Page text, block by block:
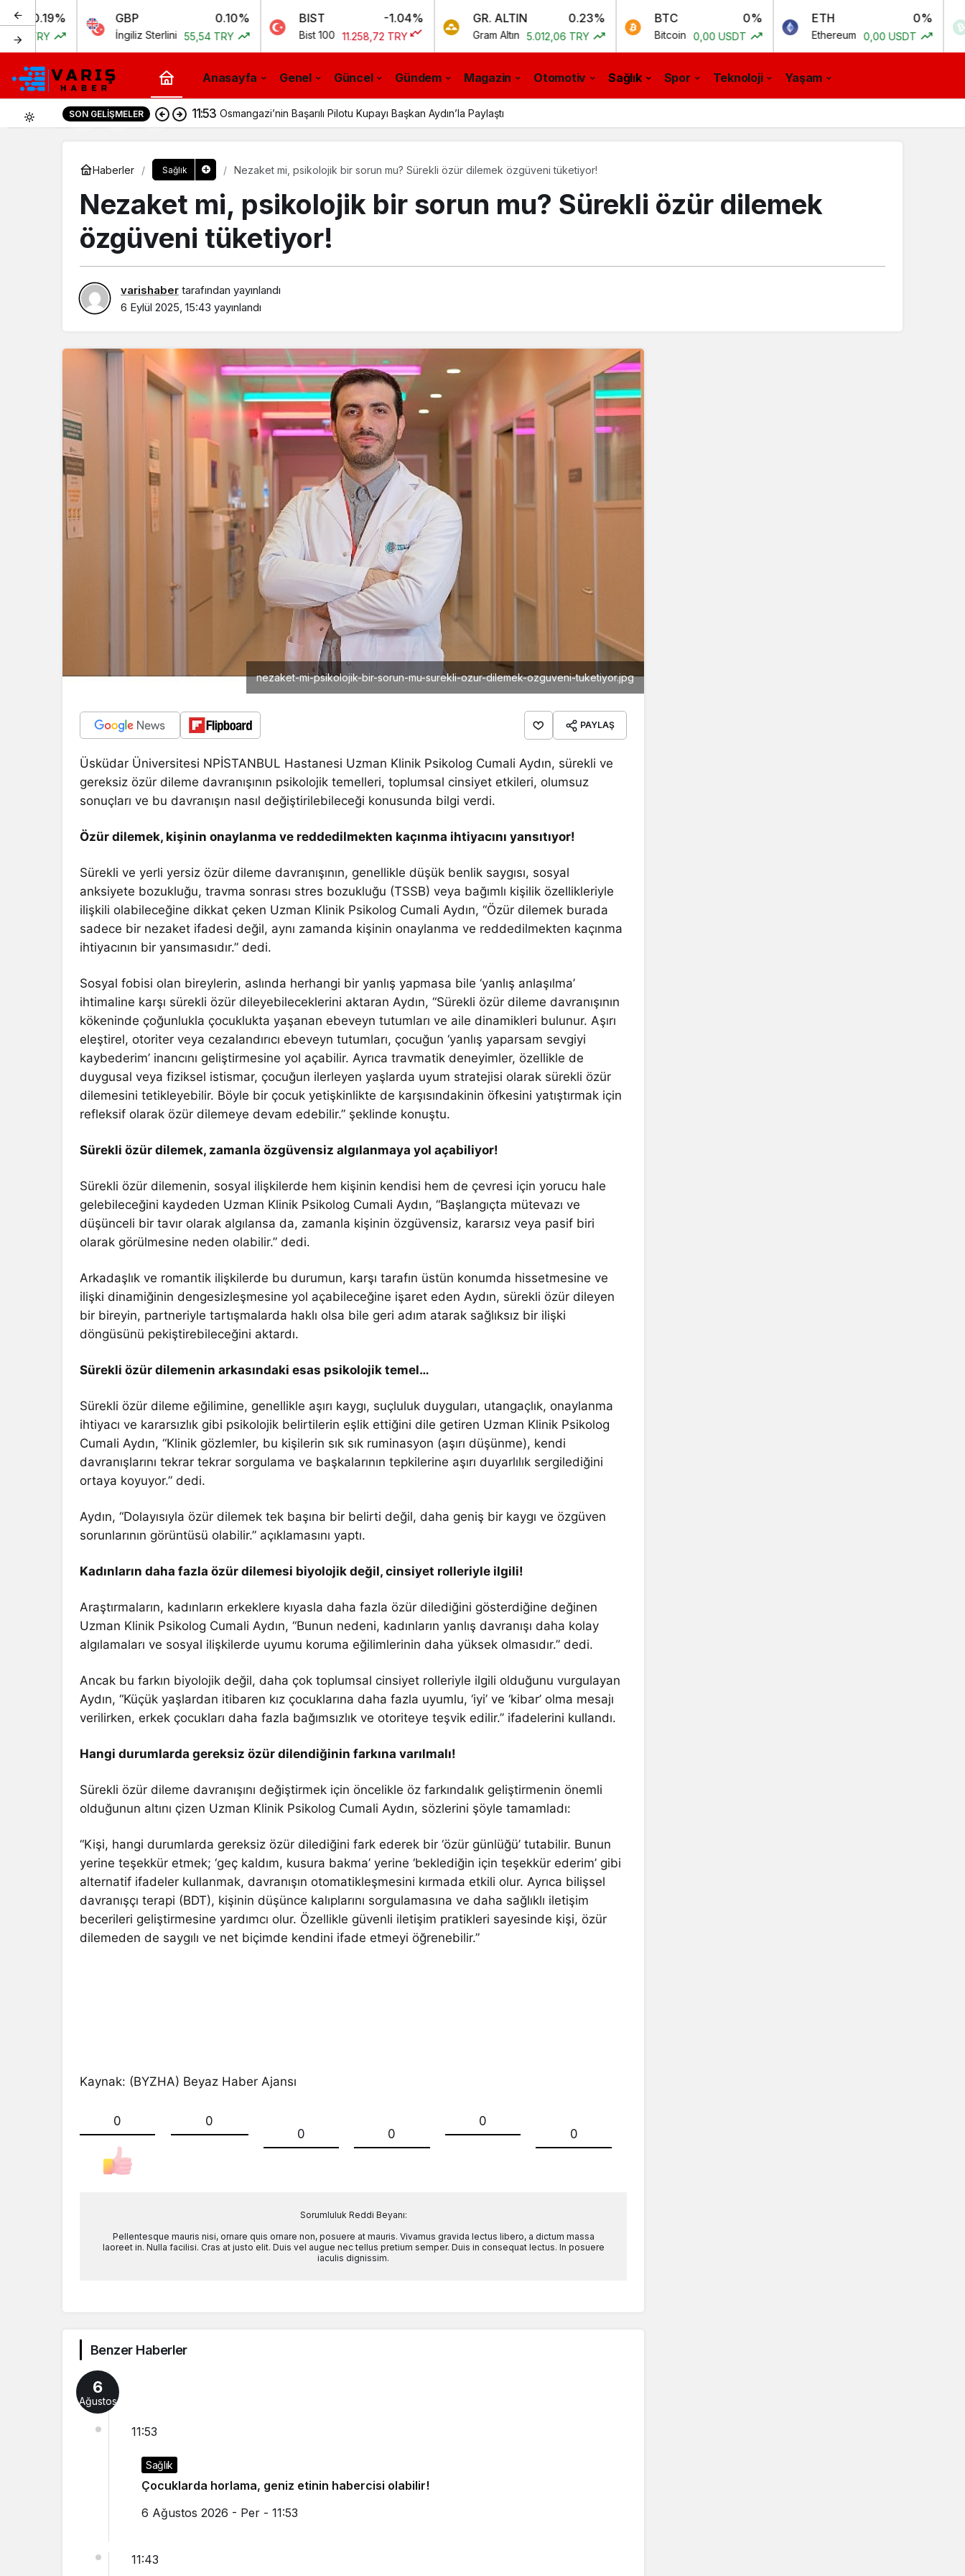
GBP
İngiliz Sterlini 55,54 TRY
BIST -1.04%
Bist 100 11.258,72 TRY
GR. ALTIN 0.23%
Gram Altın 5.012,06 TRY
BTC
Bitcoin 0,00 USDT
ETH
Ethereum 0,00 USDT
BCH
Bitcoin
Anasayfa Genel Güncel Gündem Magazin Otomotiv Sağlık Spor Teknoloji Yaşam
0
SON GELIŞMELER 11:53 Osmangazi’nin Başarılı Pilotu Kupayı Başkan Aydın’la Paylaştı
Haberler Sağlık Nezaket mi, psikolojik bir sorun mu? Sürekli özür dilemek özgüveni tüketiyor!
Nezaket mi, psikolojik bir sorun mu? Sürekli özür dilemek
özgüveni tüketiyor!
varishaber tarafından yayınlandı
6 Eylül 2025, 15:43 yayınlandı
nezaket-mi-psikolojik-bir-sorun-mu-surekli-ozur-dilemek-ozguveni-tuketiyor.jpg
PAYLAŞ
Üsküdar Üniversitesi NPİSTANBUL Hastanesi Uzman Klinik Psikolog Cumali Aydın, sürekli ve
gereksiz özür dileme davranışının psikolojik temelleri, toplumsal cinsiyet etkileri, olumsuz
sonuçları ve bu davranışın nasıl değiştirilebileceği konusunda bilgi verdi.
Özür dilemek, kişinin onaylanma ve reddedilmekten kaçınma ihtiyacını yansıtıyor!
Sürekli ve yerli yersiz özür dileme davranışının, genellikle düşük benlik saygısı, sosyal
anksiyete bozukluğu, travma sonrası stres bozukluğu (TSSB) veya bağımlı kişilik özellikleriyle
ilişkili olabileceğine dikkat çeken Uzman Klinik Psikolog Cumali Aydın, “Özür dilemek burada
sadece bir nezaket ifadesi değil, aynı zamanda kişinin onaylanma ve reddedilmekten kaçınma
ihtiyacının bir yansımasıdır.” dedi.
Sosyal fobisi olan bireylerin, aslında herhangi bir yanlış yapmasa bile ‘yanlış anlaşılma’
ihtimaline karşı sürekli özür dileyebileceklerini aktaran Aydın, “Sürekli özür dileme davranışının
kökeninde çoğunlukla çocuklukta yaşanan ebeveyn tutumları ve aile dinamikleri bulunur. Aşırı
eleştirel, otoriter veya cezalandırıcı ebeveyn tutumları, çocuğun ‘yanlış yaparsam sevgiyi
kaybederim’ inancını geliştirmesine yol açabilir. Ayrıca travmatik deneyimler, özellikle de
duygusal veya fiziksel istismar, çocuğun ilerleyen yaşlarda uyum stratejisi olarak sürekli özür
dilemesini tetikleyebilir. Böyle bir çocuk yetişkinlikte de karşısındakinin öfkesini yatıştırmak için
refleksif olarak özür dilemeye devam edebilir.” şeklinde konuştu.
Sürekli özür dilemek, zamanla özgüvensiz algılanmaya yol açabiliyor!
Sürekli özür dilemenin, sosyal ilişkilerde hem kişinin kendisi hem de çevresi için yorucu hale
gelebileceğini kaydeden Uzman Klinik Psikolog Cumali Aydın, “Başlangıçta mütevazı ve
düşünceli bir tavır olarak algılansa da, zamanla kişinin özgüvensiz, kararsız veya pasif biri
olarak görülmesine neden olabilir.” dedi.
Arkadaşlık ve romantik ilişkilerde bu durumun, karşı tarafın üstün konumda hissetmesine ve
ilişki dinamiğinin dengesizleşmesine yol açabileceğine işaret eden Aydın, sürekli özür dileyen
bir bireyin, partneriyle tartışmalarda haklı olsa bile geri adım atarak sağlıksız bir ilişki
döngüsünü pekiştirebileceğini aktardı.
Sürekli özür dilemenin arkasındaki esas psikolojik temel…
Sürekli özür dileme eğilimine, genellikle aşırı kaygı, suçluluk duyguları, utangaçlık, onaylanma
ihtiyacı ve kararsızlık gibi psikolojik belirtilerin eşlik ettiğini dile getiren Uzman Klinik Psikolog
Cumali Aydın, “Klinik gözlemler, bu kişilerin sık sık ruminasyon (aşırı düşünme), kendi
davranışlarını tekrar tekrar sorgulama ve başkalarının tepkilerine aşırı duyarlılık sergilediğini
ortaya koyuyor.” dedi.
Aydın, “Dolayısıyla özür dilemek tek başına bir belirti değil, daha geniş bir kaygı ve özgüven
sorunlarının görüntüsü olabilir.” açıklamasını yaptı.
Kadınların daha fazla özür dilemesi biyolojik değil, cinsiyet rolleriyle ilgili!
Araştırmaların, kadınların erkeklere kıyasla daha fazla özür dilediğini gösterdiğine değinen
Uzman Klinik Psikolog Cumali Aydın, “Bunun nedeni, kadınların yanlış davranışı daha kolay
algılamaları ve sosyal ilişkilerde uyumu koruma eğilimlerinin daha yüksek olmasıdır.” dedi.
Ancak bu farkın biyolojik değil, daha çok toplumsal cinsiyet rolleriyle ilgili olduğunu vurgulayan
Aydın, “Küçük yaşlardan itibaren kız çocuklarına daha fazla uyumlu, ‘iyi’ ve ‘kibar’ olma mesajı
verilirken, erkek çocukları daha fazla bağımsızlık ve otoriteye teşvik edilir.” ifadelerini kullandı.
Hangi durumlarda gereksiz özür dilendiğinin farkına varılmalı!
Sürekli özür dileme davranışını değiştirmek için öncelikle öz farkındalık geliştirmenin önemli
olduğunun altını çizen Uzman Klinik Psikolog Cumali Aydın, sözlerini şöyle tamamladı:
“Kişi, hangi durumlarda gereksiz özür dilediğini fark ederek bir ‘özür günlüğü’ tutabilir. Bunun
yerine teşekkür etmek; ‘geç kaldım, kusura bakma’ yerine ‘beklediğin için teşekkür ederim’ gibi
alternatif ifadeler kullanmak, davranışın otomatikleşmesini kırmada etkili olur. Ayrıca bilişsel
davranışçı terapi (BDT), kişinin düşünce kalıplarını sorgulamasına ve daha sağlıklı iletişim
becerileri geliştirmesine yardımcı olur. Özellikle güvenli iletişim pratikleri sayesinde kişi, özür
dilemeden de saygılı ve net biçimde kendini ifade etmeyi öğrenebilir.”
Kaynak: (BYZHA) Beyaz Haber Ajansı
0
0
0
0
0
0
Sorumluluk Reddi Beyanı:
Pellentesque mauris nisi, ornare quis ornare non, posuere at mauris. Vivamus gravida lectus libero, a dictum massa
laoreet in. Nulla facilisi. Cras at justo elit. Duis vel augue nec tellus pretium semper. Duis in consequat lectus. In posuere
iaculis dignissim.
Benzer Haberler
6
Ağustos
11:53
Sağlık
Çocuklarda horlama, geniz etinin habercisi olabilir!
6 Ağustos 2026 - Per - 11:53
11:43